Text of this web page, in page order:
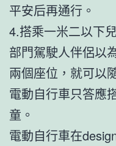
平安后再通行。
4.搭乘一米二以下
部門駕駛人伴侶以
兩個座位，就可以
電動自行車只答應
童。
電動自行車在